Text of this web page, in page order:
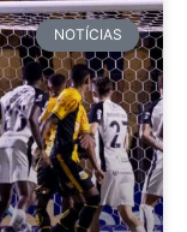
NOTÍCIAS